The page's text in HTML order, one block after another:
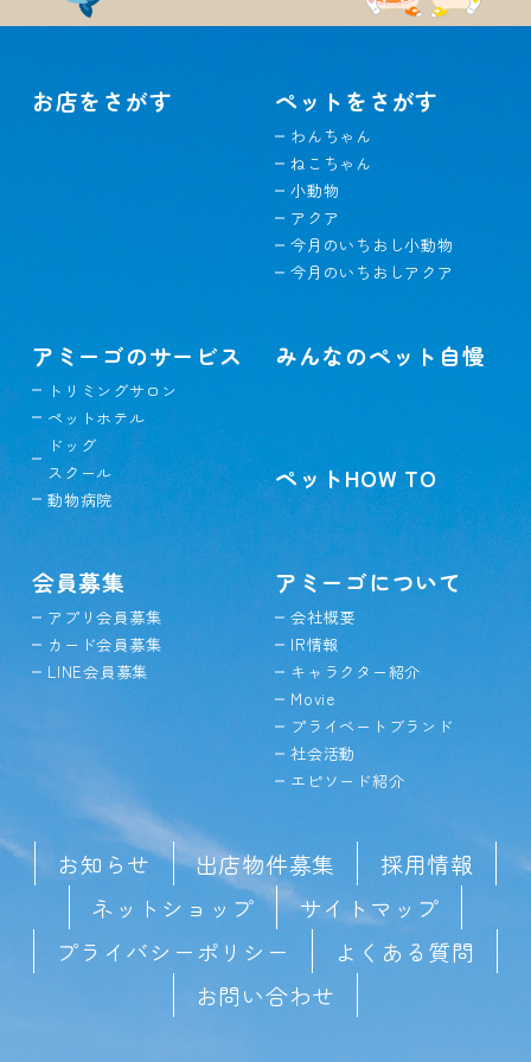
お店をさがす ペットをさがす
わんちゃん
ねこちゃん
小動物
アクア
今月のいちおし小動物
今月のいちおしアクア
アミーゴのサービス
トリミングサロン
ペットホテル
ドッグ
スクール
動物病院
みんなのペット自慢
ペットHOW TO
会員募集
アプリ会員募集
カード会員募集
LINE会員募集
アミーゴについて
会社概要
IR情報
キャラクター紹介
Movie
プライベートブランド
社会活動
エピソード紹介
お知らせ 出店物件募集
採用情報
ネットショップ
サイトマップ
プライバシーポリシー
よくある質問
お問い合わせ